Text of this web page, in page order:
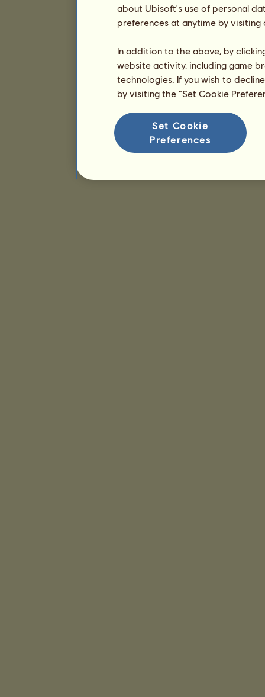
about Ubisoft's use of personal
preferences at anytime by
In addition to the above, by
website activity, including game
technologies. If you wish to
by visiting the “Set Cookie
Set Cookie
Preferences